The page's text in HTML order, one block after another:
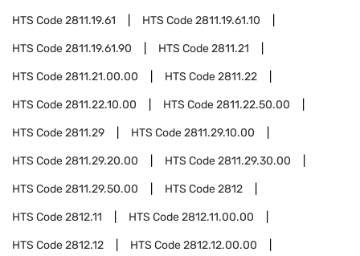
HTS Code2811.19.61 HTS Code2811.19.61.10
HTS Code2811.19.61.90 HTS Code2811.21
HTS Code2811.21.00.00 HTS Code2811.22
HTS Code2811.22.10.00 HTS Code2811.22.50.00
HTS Code2811.29 HTS Code2811.29.10.00
HTS Code2811.29.20.00 HTS Code2811.29.30.00
HTS Code2811.29.50.00 HTS Code2812
HTS Code2812.11 HTS Code2812.11.00.00
HTS Code2812.12 HTS Code2812.12.00.00